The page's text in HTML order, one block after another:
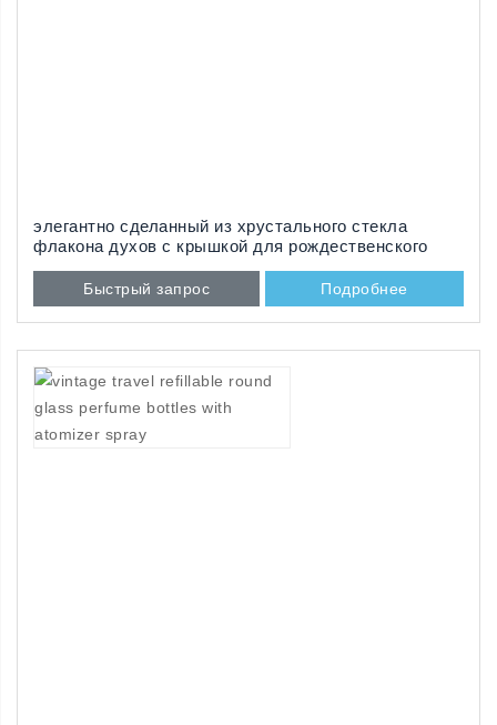
элегантно сделанный из хрустального стекла
флакона духов с крышкой для рождественского
Быстрый запрос Подробнее